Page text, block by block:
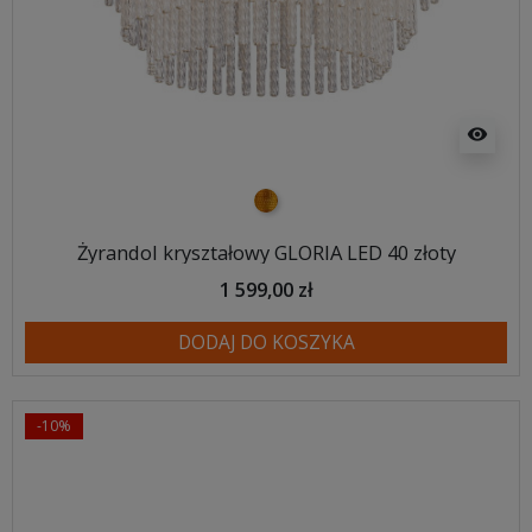
visibility
złoty
Żyrandol kryształowy GLORIA LED 40 złoty
1 599,00 zł
DODAJ DO KOSZYKA
-10%